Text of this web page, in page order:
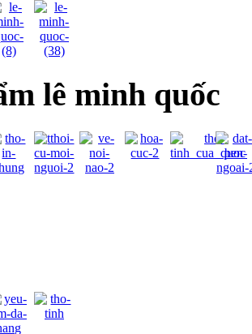
lê minh quốc